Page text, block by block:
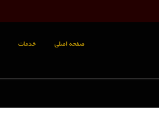
صفحه اصلی خدمات